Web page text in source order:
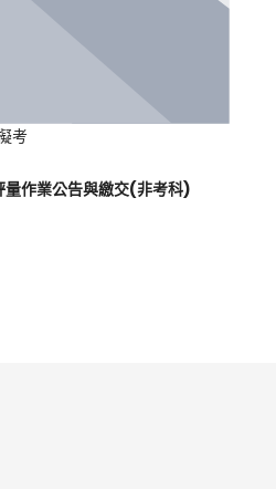
考
作業公告與繳交(非考科)